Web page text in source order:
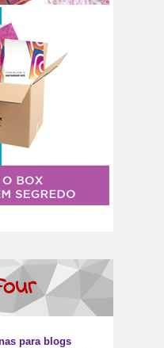
para blogs